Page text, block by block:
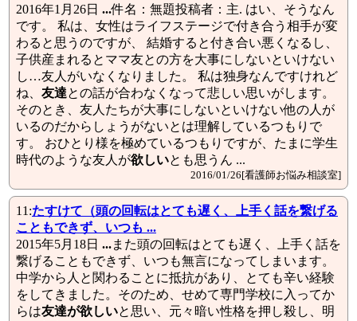
2016年1月26日 ...件名：無題投稿者：主. はい、そうなん
です。 私は、女性はライフステージで付き合う相手が変
わると思うのですが、 結婚すると付き合い悪くなるし、
子供産まれるとママ友との方を大事にしないといけない
し…友人がいなくなりました。 私は独身なんですけれど
ね、 友達との話が合わなくなって悲しい思いがします。
そのとき、友人たちが大事にしないといけない他の人が
いるのだからしょうがないとは理解しているつもりで
す。 おひとり様を極めているつもりですが、たまに学生
時代のような友人が欲しいとも思うん ...
2016/01/26[看護師お悩み相談室]
11:たすけて（頭の回転はとても遅く、上手く話を繋げる
こともできず、いつも ...
2015年5月18日 ...また頭の回転はとても遅く、上手く話を
繋げることもできず、いつも無言になってしまいます。
中学から人と関わることに抵抗があり、とても辛い経験
をしてきました。そのため、せめて専門学校に入ってか
らは友達が欲しいと思い、元々暗い性格を押し殺し、明